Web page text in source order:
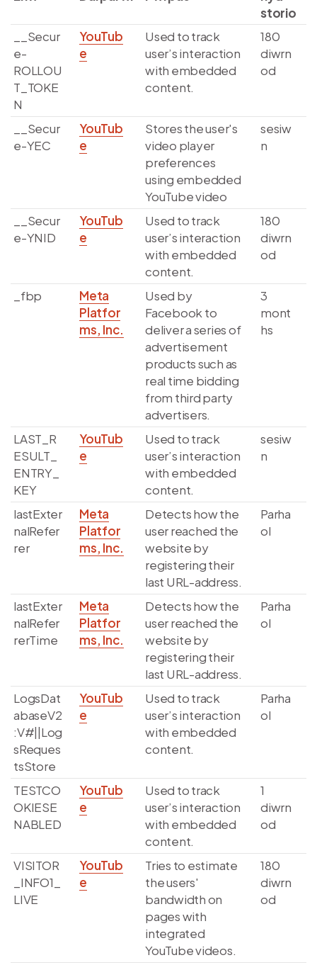
storio
__Secur
e-
ROLLOU
T_TOKE
N
YouTub
e
Used to track
user’s interaction
with embedded
content.
180
diwrn
od
__Secur
e-YEC
YouTub
e
Stores the user's
video player
preferences
using embedded
YouTube video
sesiw
n
__Secur
e-YNID
YouTub
e
Used to track
user’s interaction
with embedded
content.
180
diwrn
od
_fbp
Meta
Platfor
ms, Inc.
Used by
Facebook to
deliver a series of
advertisement
products such as
real time bidding
from third party
advertisers.
3
mont
hs
LAST_R
ESULT_
ENTRY_
KEY
YouTub
e
Used to track
user’s interaction
with embedded
content.
sesiw
n
lastExter
nalRefer
rer
Meta
Platfor
ms, Inc.
Detects how the
user reached the
website by
registering their
last URL-address.
Parha
ol
lastExter
nalRefer
rerTime
Meta
Platfor
ms, Inc.
Detects how the
user reached the
website by
registering their
last URL-address.
Parha
ol
LogsDat
abaseV2
:V#||Log
sReques
tsStore
YouTub
e
Used to track
user’s interaction
with embedded
content.
Parha
ol
TESTCO
OKIESE
NABLED
YouTub
e
Used to track
user’s interaction
with embedded
content.
1
diwrn
od
VISITOR
_INFO1_
LIVE
YouTub
e
Tries to estimate
the users'
bandwidth on
pages with
integrated
YouTube videos.
180
diwrn
od